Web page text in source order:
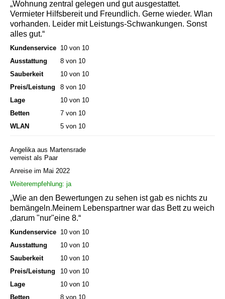
„Wohnung zentral gelegen und gut ausgestattet.
Vermieter Hilfsbereit und Freundlich. Gerne wieder. Wlan
vorhanden. Leider mit Leistungs-Schwankungen. Sonst
alles gut.“
Kundenservice 10 von 10
Ausstattung
8 von 10
Sauberkeit
10 von 10
Preis/Leistung
8 von 10
Lage
10 von 10
Betten
7 von 10
WLAN
5 von 10
Angelika aus Martensrade
verreist als Paar
Anreise im Mai 2022
Weiterempfehlung: ja
„Wie an den Bewertungen zu sehen ist gab es nichts zu
bemängeln.Meinem Lebenspartner war das Bett zu weich
,darum "nur"eine 8.“
Kundenservice 10 von 10
Ausstattung
10 von 10
Sauberkeit
10 von 10
Preis/Leistung
10 von 10
Lage
10 von 10
Betten
8 von 10